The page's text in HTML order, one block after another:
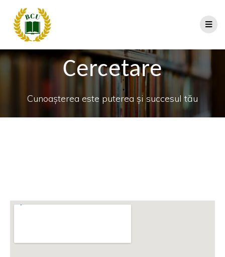
Cercetare
Cunoașterea este puterea și succesul tău